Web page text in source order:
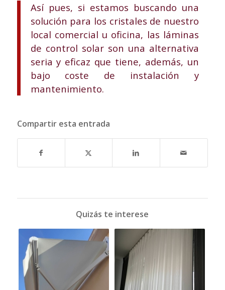
Así pues, si estamos buscando una
solución para los cristales de nuestro
local comercial u oficina, las láminas
de control solar son una alternativa
seria y eficaz que tiene, además, un
bajo coste de instalación y
mantenimiento.
Compartir esta entrada
Quizás te interese